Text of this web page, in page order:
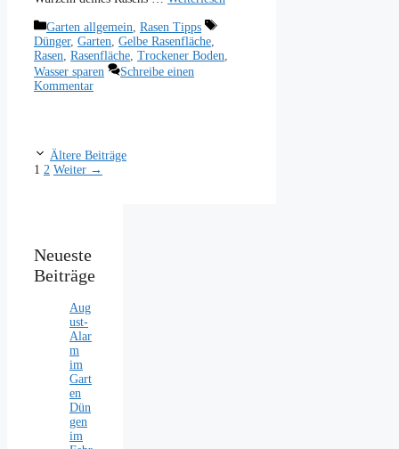
Kategorien
Garten allgemein Rasen Tipps
Schlagwörter
Dünger, Garten Gelbe Rasenfläche
Rasen Rasenfläche Trockener Boden
Wasser sparen
Schreibe einen
Kommentar
Ältere Beiträge
Seite
1 Seite
2 Weiter →
Neueste
Beiträge
Aug
ust-
Alar
m
im
Gart
en
Dün
gen
im